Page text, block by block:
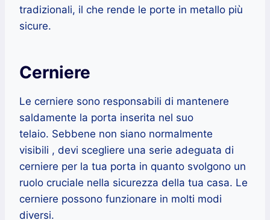
tradizionali, il che rende le porte in metallo più
sicure.
Cerniere
Le cerniere sono responsabili di mantenere
saldamente la porta inserita nel suo
telaio. Sebbene non siano normalmente
visibili , devi scegliere una serie adeguata di
cerniere per la tua porta in quanto svolgono un
ruolo cruciale nella sicurezza della tua casa. Le
cerniere possono funzionare in molti modi
diversi.